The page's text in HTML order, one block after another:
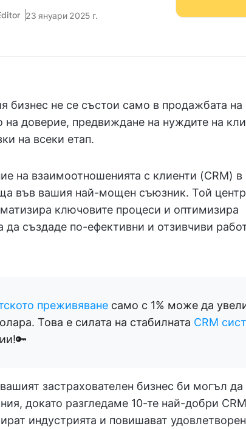
23 януари 2025 г.
бизнес не се състои само в продажбата
доверие, предвиждане на нуждите на
на всеки етап.
на взаимоотношенията с клиенти (CRM) в
във вашия най-мощен съюзник. Той
ключовите процеси и оптимизира
да създаде по-ефективни и отзивчиви
преживяване само с 1% може да
Това е силата на стабилната CRM
застрахователен бизнес би могъл да
докато разгледаме 10-те най-добри CRM
индустрията и повишават